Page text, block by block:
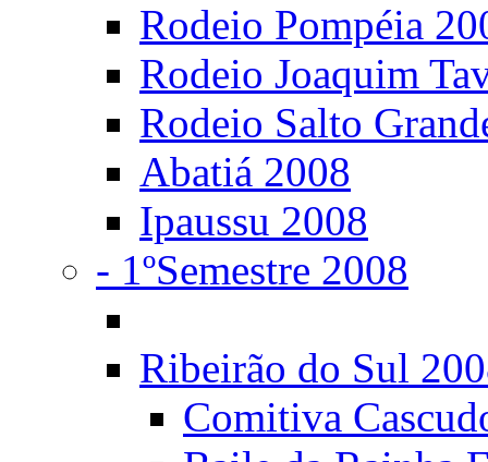
Rodeio Pompéia
Rodeio Joaquim
Rodeio Salto
Abatiá 2008
Ipaussu 2008
- 1ºSemestre 2008
Ribeirão do Sul
Comitiva